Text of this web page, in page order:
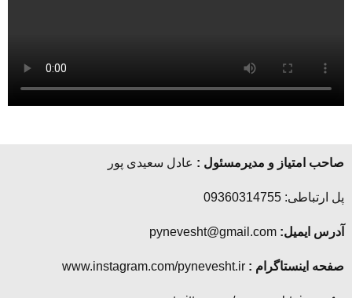
صاحب امتیاز و مدیرمسئول : عادل سعیدی پور
پل ارتباطی: 09360314755
آدرس ایمیل:
صفحه اینستاگرام :